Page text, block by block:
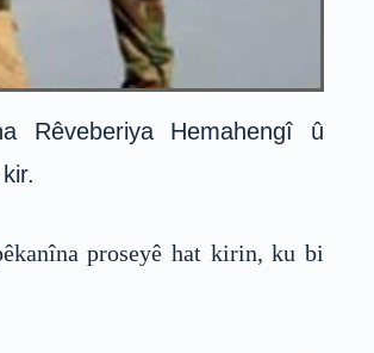
Rêveberiya Hemahengî û
proseyê hat kirin, ku bi